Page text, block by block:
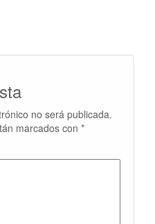
no será publicada.
marcados con *